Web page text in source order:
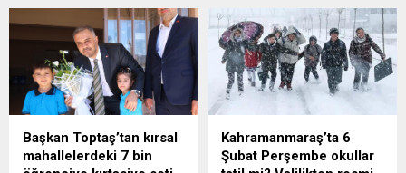
Türkiye İhracatçılar Meclisi
(TİM) tarafından açıklanan
ve ülkenin en büyük
ihracatçılarının belirlendiği
“TİM 1000 – 2025
Araştırması” sonuçlarına
iştiraklerinden Kipaş
Pazarlama ve Ticaret A.Ş.,
65 Milyon TL’nin üzerinde
ulaşım yatırımı yapıyor.
Kahramanmaraş
Büyükşehir Belediyesi, 2025
yılı stratejik yatırım
programını hayata geçirerek
güçlendirmeye devam
ediyor. Başkan Fırat Görgel
Başkan Toptaş’tan kırsal
mahallelerdeki 7 bin
Kahramanmaraş’ta 6
Şubat Perşembe okullar